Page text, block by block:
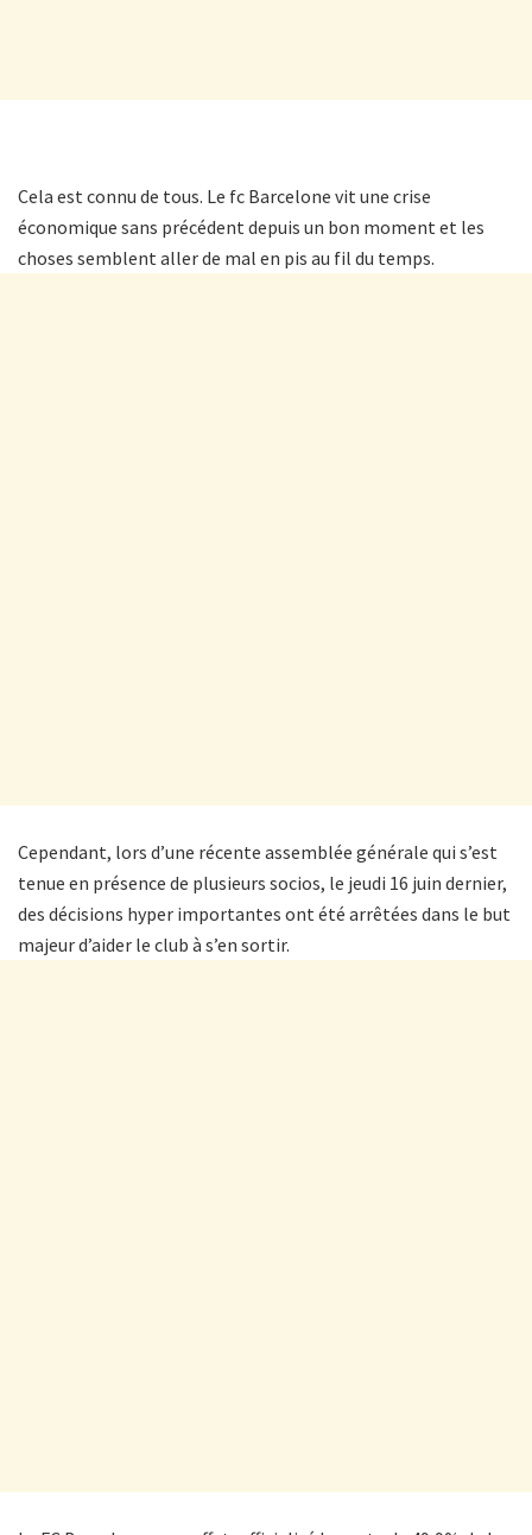
Cela est connu de tous. Le fc Barcelone vit une crise
économique sans précédent depuis un bon moment et les
choses semblent aller de mal en pis au fil du temps.
Cependant, lors d’une récente assemblée générale qui s’est
tenue en présence de plusieurs socios, le jeudi 16 juin dernier,
des décisions hyper importantes ont été arrêtées dans le but
majeur d’aider le club à s’en sortir.